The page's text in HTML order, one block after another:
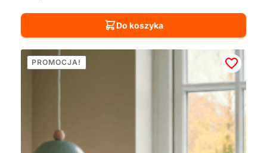
Do koszyka
PROMOCJA!